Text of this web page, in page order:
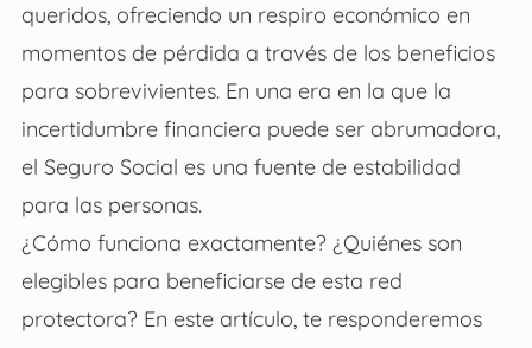
queridos, ofreciendo un respiro económico en
momentos de pérdida a través de los beneficios
para sobrevivientes. En una era en la que la
incertidumbre financiera puede ser abrumadora,
el Seguro Social es una fuente de estabilidad
para las personas.
¿Cómo funciona exactamente? ¿Quiénes son
elegibles para beneficiarse de esta red
protectora? En este artículo, te responderemos